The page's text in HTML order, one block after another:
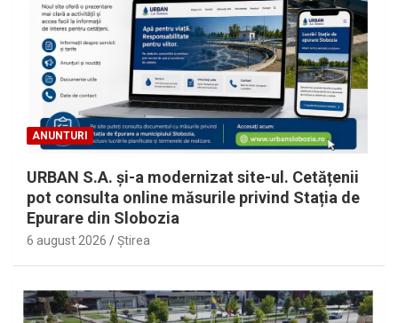
ANUNTURI
URBAN S.A. și-a modernizat site-ul. Cetățenii
pot consulta online măsurile privind Stația de
Epurare din Slobozia
6 august 2026 Ştirea